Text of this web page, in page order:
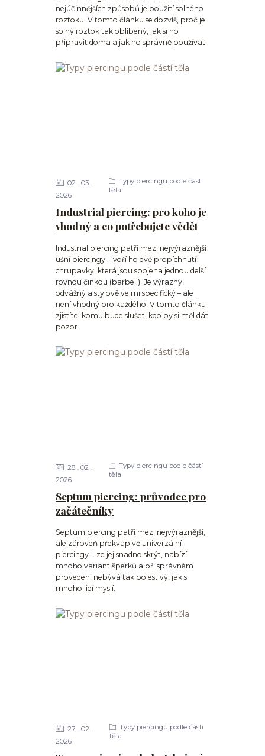
nejúčinnějších způsobů je použití solného
roztoku. V tomto článku se dozvíš, proč je
solný roztok tak oblíbený, jak si ho
připravit doma a jak ho správně používat.
Industrial piercing: pro koho je
vhodný a co potřebujete vědět
02
03
2026
Typy piercingu podle částí
těla
Industrial piercing patří mezi nejvýraznější
ušní piercingy. Tvoří ho dvě propíchnutí
chrupavky, která jsou spojena jednou delší
rovnou činkou (barbell). Je výrazný,
odvážný a stylově velmi specifický – ale
není vhodný pro každého. V tomto článku
zjistíte, komu bude slušet, kdo by si měl dát
pozor
Septum piercing: průvodce pro
začátečníky
28
02
2026
Typy piercingu podle částí
těla
Septum piercing patří mezi nejvýraznější,
ale zároveň překvapivě univerzální
piercingy. Lze jej snadno skrýt, nabízí
mnoho variant šperků a při správném
provedení nebývá tak bolestivý, jak si
mnoho lidí myslí.
27
02
2026
Typy piercingu podle částí
těla